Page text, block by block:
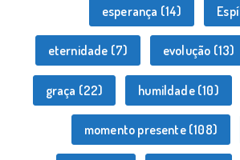
esperança (14)
eternidade (7) evolução (13)
graça (22) humildade(10)
momento presente(108)